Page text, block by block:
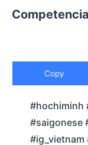
Copy
#hochiminh
#saigonese